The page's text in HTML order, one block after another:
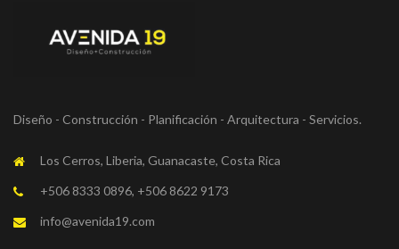
Diseño - Construcción - Planificación - Arquitectura - Servicios.
Los Cerros, Liberia, Guanacaste, Costa Rica
+506 8333 0896, +506 8622 9173
info@avenida19.com